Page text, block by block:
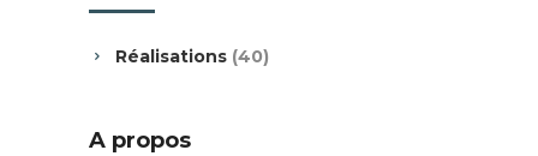
Réalisations (40)
A propos